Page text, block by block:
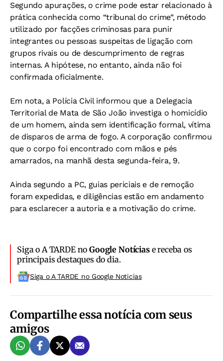
Segundo apurações, o crime pode estar relacionado à
prática conhecida como “tribunal do crime”, método
utilizado por facções criminosas para punir
integrantes ou pessoas suspeitas de ligação com
grupos rivais ou de descumprimento de regras
internas. A hipótese, no entanto, ainda não foi
confirmada oficialmente.
Em nota, a Polícia Civil informou que a Delegacia
Territorial de Mata de São João investiga o homicídio
de um homem, ainda sem identificação formal, vítima
de disparos de arma de fogo. A corporação confirmou
que o corpo foi encontrado com mãos e pés
amarrados, na manhã desta segunda-feira, 9.
Ainda segundo a PC, guias periciais e de remoção
foram expedidas, e diligências estão em andamento
para esclarecer a autoria e a motivação do crime.
Siga o A TARDE noGoogle Notíciase receba os
principais destaques do dia.
Siga o A TARDE no Google Noticias
Compartilhe essa notícia com seus
amigos